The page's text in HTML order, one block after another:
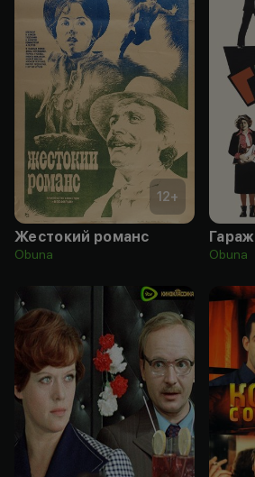
12+
Жестокий романс
Obuna
Гараж
Obuna